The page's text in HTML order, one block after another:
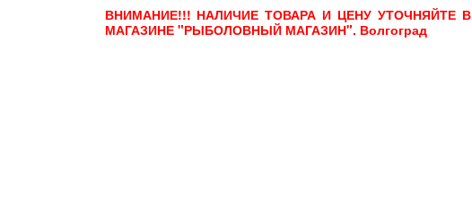
ВНИМАНИЕ!!! НАЛИЧИЕ ТОВАРА И ЦЕНУ УТОЧНЯЙТЕ В
МАГАЗИНЕ "РЫБОЛОВНЫЙ МАГАЗИН". Волгоград